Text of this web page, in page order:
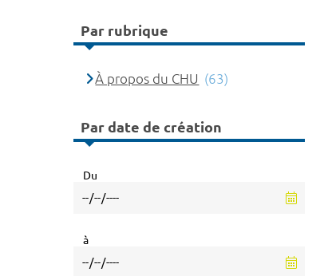
Par rubrique
À propos du CHU (63)
Par date de création
Du
à